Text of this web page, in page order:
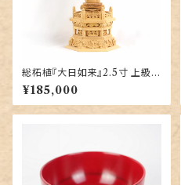
総柘植『大日如来』2.5寸 上級彫
り
¥185,000